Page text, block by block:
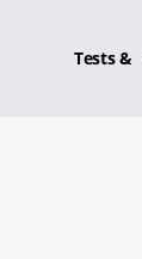
Tests &